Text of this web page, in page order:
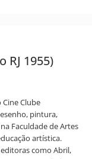
RJ 1955)
Clube
pintura,
Faculdade de Artes
artística.
como Abril,